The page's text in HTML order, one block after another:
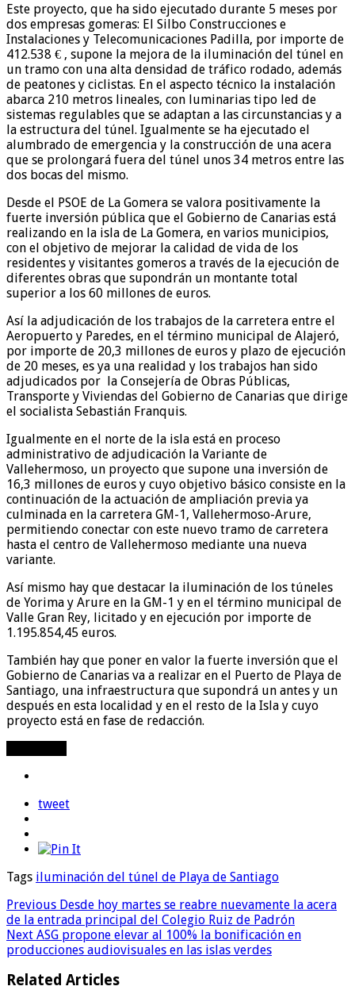
Este proyecto, que ha sido ejecutado durante 5 meses por
dos empresas gomeras: El Silbo Construcciones e
Instalaciones y Telecomunicaciones Padilla, por importe de
412.538 € , supone la mejora de la iluminación del túnel en
un tramo con una alta densidad de tráfico rodado, además
de peatones y ciclistas. En el aspecto técnico la instalación
abarca 210 metros lineales, con luminarias tipo led de
sistemas regulables que se adaptan a las circunstancias y a
la estructura del túnel. Igualmente se ha ejecutado el
alumbrado de emergencia y la construcción de una acera
que se prolongará fuera del túnel unos 34 metros entre las
dos bocas del mismo.
Desde el PSOE de La Gomera se valora positivamente la
fuerte inversión pública que el Gobierno de Canarias está
realizando en la isla de La Gomera, en varios municipios,
con el objetivo de mejorar la calidad de vida de los
residentes y visitantes gomeros a través de la ejecución de
diferentes obras que supondrán un montante total
superior a los 60 millones de euros.
Así la adjudicación de los trabajos de la carretera entre el
Aeropuerto y Paredes, en el término municipal de Alajeró,
por importe de 20,3 millones de euros y plazo de ejecución
de 20 meses, es ya una realidad y los trabajos han sido
adjudicados por la Consejería de Obras Públicas,
Transporte y Viviendas del Gobierno de Canarias que dirige
el socialista Sebastián Franquis.
Igualmente en el norte de la isla está en proceso
administrativo de adjudicación la Variante de
Vallehermoso, un proyecto que supone una inversión de
16,3 millones de euros y cuyo objetivo básico consiste en la
continuación de la actuación de ampliación previa ya
culminada en la carretera GM-1, Vallehermoso-Arure,
permitiendo conectar con este nuevo tramo de carretera
hasta el centro de Vallehermoso mediante una nueva
variante.
Así mismo hay que destacar la iluminación de los túneles
de Yorima y Arure en la GM-1 y en el término municipal de
Valle Gran Rey, licitado y en ejecución por importe de
1.195.854,45 euros.
También hay que poner en valor la fuerte inversión que el
Gobierno de Canarias va a realizar en el Puerto de Playa de
Santiago, una infraestructura que supondrá un antes y un
después en esta localidad y en el resto de la Isla y cuyo
proyecto está en fase de redacción.
tweet
Tags iluminación del túnel de Playa de Santiago
Previous Desde hoy martes se reabre nuevamente la acera
de la entrada principal del Colegio Ruiz de Padrón
Next ASG propone elevar al 100% la bonificación en
producciones audiovisuales en las islas verdes
Related Articles